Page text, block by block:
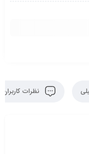
نظرات کاربران